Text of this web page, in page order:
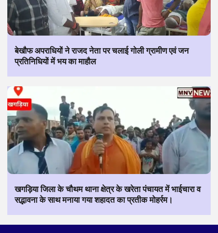
बेखौफ अपराधियों ने राजद नेता पर चलाई गोली ग्रामीण एवं जन
प्रतिनिधियों में भय का माहौल
खगड़िया जिला के चौथम थाना क्षेत्र के खरेता पंचायत में भाईचारा व
सद्भावना के साथ मनाया गया शहादत का प्रतीक मोहर्रम।